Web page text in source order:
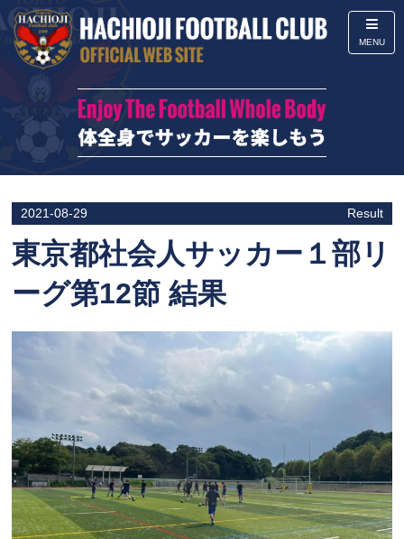
MENU
2021-08-29 Result
東京都社会人サッカー１部リ
ーグ第12節 結果